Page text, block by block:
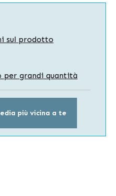
sul prodotto
per grandi quantità
più vicina a te